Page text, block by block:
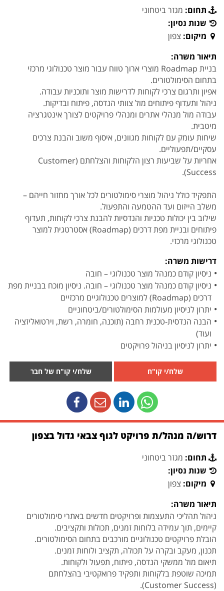
תחום: מגזר ביטחוני
שנות נסיון:
מיקום: צפון
תיאור משרה:
בניית Roadmap מוצרי ארוך טווח עבור מוצר טכנולוגי מרכזי
בתחום הסימולטורים.
אפיון ותרגום צרכי לקוחות לדרישות מוצר ותוכניות עבודה.
ניהול ותעדוף פיתוחים מול צוותי הנדסה, פיתוח ובדיקות.
עבודה מול מנהלי אתרים ומנהלי פרויקטים לצורך אינטגרציה
מיטבית.
שיחות עומק עם לקוחות מגוונים, איסוף משוב והבנת צרכים
עסקיים/תפעוליים.
אחריות על שביעות רצון הלקוחות והצלחתם (Customer
Success).
התפקיד כולל ניהול מוצרי סימולטורים לכל אורך מחזור חייהם –
משלב הייזום ועד ההטמעה והתפעול.
שילוב בין יכולות טכניות והנדסיות להבנת צרכי לקוחות, תעדוף
פיתוחים ובניית מפת דרכים (Roadmap) אסטרטגית למוצר
טכנולוגי מרכזי.
דרישות משרה:
ניסיון קודם כמנהל מוצר טכנולוגי – חובה
ניסיון קודם כמנהל מוצר טכנולוגי – חובה. ניסיון מוכח בבניית מפת
דרכים (Roadmap) למוצרים טכנולוגיים מרכזיים
יתרון לניסיון מעולמות הסימולטורים/ביטחוניים
הבנה הנדסית-טכנית רחבה (תוכנה, חומרה, רשת, וירטואליזציה
ועוד)
יתרון לניסיון בניהול פרויקטים
שלח/י קו"ח שלח/י קו"ח של חבר
דרוש/ה מנהל/ת פרויקט לגוף צבאי גדול בצפון
תחום: מגזר ביטחוני
שנות נסיון:
מיקום: צפון
תיאור משרה:
ניהול תהליכי התעצמות ופרויקטים חדשים באתרי סימולטורים
קיימים, תוך עמידה בלוחות זמנים, תכולות ותקציבים.
הובלת פרויקטים טכנולוגיים מורכבים בתחום הסימולטורים.
תכנון, מעקב ובקרה על תכולה, תקציב ולוחות זמנים.
תיאום מול ממשקי הנדסה, פיתוח, תפעול ולקוחות.
תמיכה שוטפת בלקוחות ותפקיד פרואקטיבי בהצלחתם
(Customer Success).